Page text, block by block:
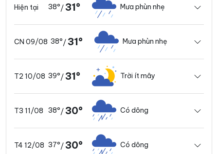
Hiện tại 38°/31° Mưa phùn nhẹ
CN 09/08 38°/31° Mưa phùn nhẹ
T2 10/08 39°/31° Trời ít mây
T3 11/08 38°/30° Có dông
T4 12/08 37°/30° Có dông